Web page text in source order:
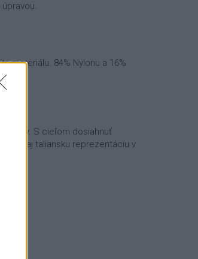
materiálu. 84% Nylonu a 16%
S cieľom dosiahnuť
aj taliansku reprezentáciu v